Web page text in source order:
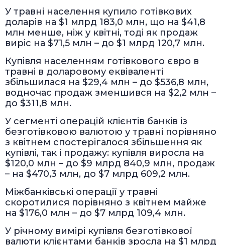
У травні населення купило готівкових
доларів на $1 млрд 183,0 млн, що на $41,8
млн менше, ніж у квітні, тоді як продаж
виріс на $71,5 млн – до $1 млрд 120,7 млн.
Купівля населенням готівкового євро в
травні в доларовому еквіваленті
збільшилася на $29,4 млн – до $536,8 млн,
водночас продаж зменшився на $2,2 млн –
до $311,8 млн.
У сегменті операцій клієнтів банків із
безготівковою валютою у травні порівняно
з квітнем спостерігалося збільшення як
купівлі, так і продажу: купівля виросла на
$120,0 млн – до $9 млрд 840,9 млн, продаж
– на $470,3 млн, до $7 млрд 609,2 млн.
Міжбанківські операції у травні
скоротилися порівняно з квітнем майже
на $176,0 млн – до $7 млрд 109,4 млн.
У річному вимірі купівля безготівкової
валюти клієнтами банків зросла на $1 млрд